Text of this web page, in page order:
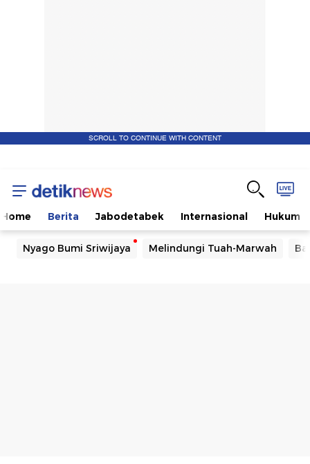
SCROLL TO CONTINUE WITH CONTENT
Home Berita Jabodetabek Internasional Hukum
Nyago Bumi Sriwijaya Melindungi Tuah-Marwah